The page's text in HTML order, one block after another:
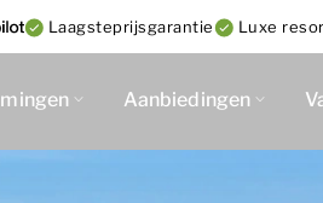
Laagsteprijsgarantie Luxe
Aanbiedingen